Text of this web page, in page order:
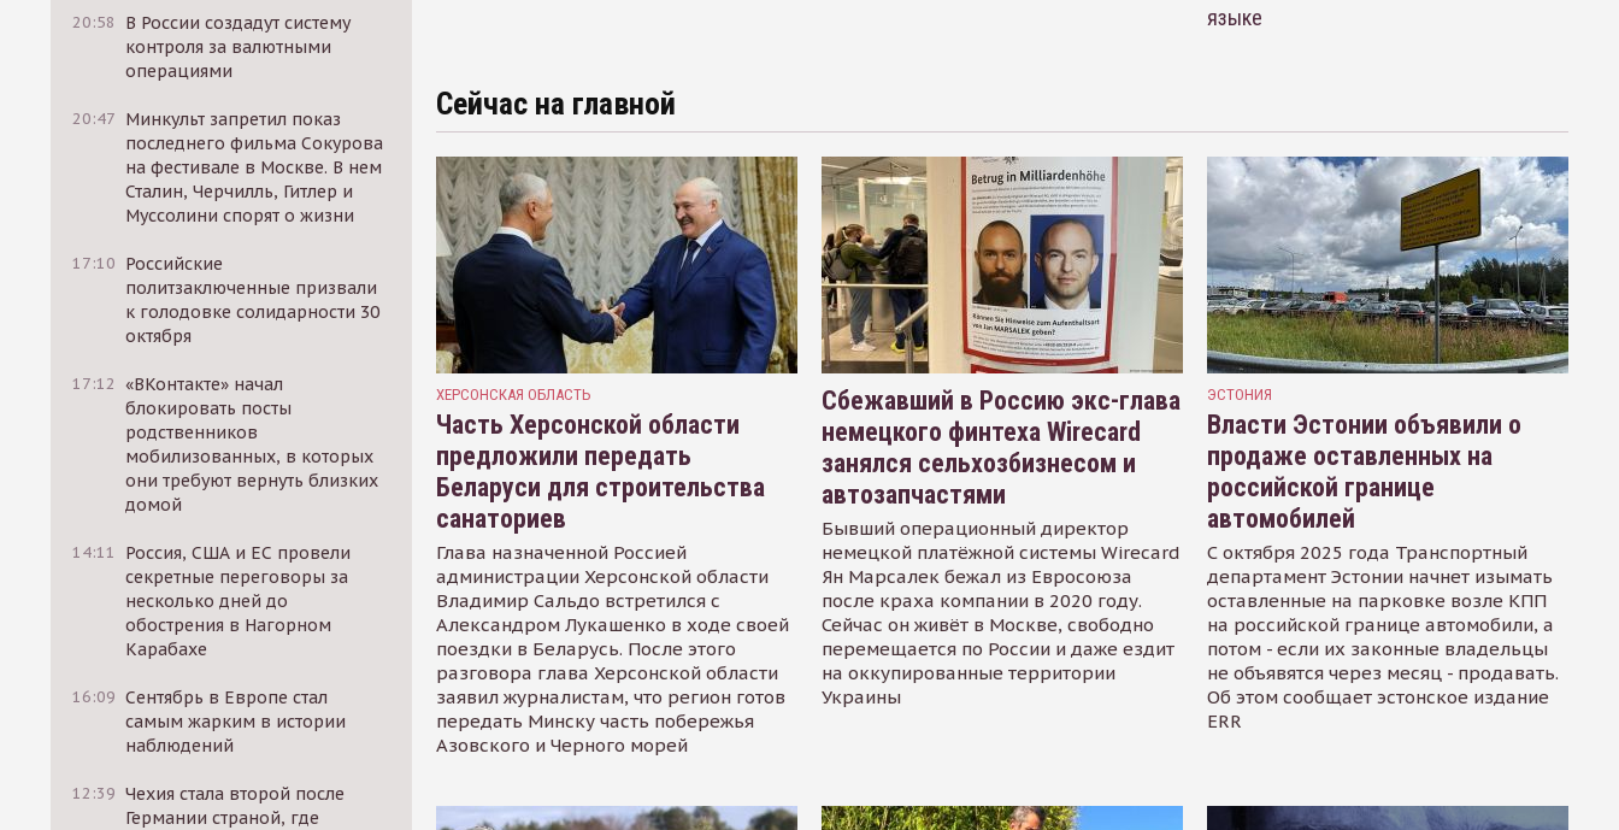
20:58
В России создадут систему
контроля за валютными
операциями
20:47 Минкульт запретил показ
последнего фильма Сокурова
на фестивале в Москве. В нем
Сталин, Черчилль, Гитлер и
Муссолини спорят о жизни
17:10 Российские
политзаключенные призвали
к голодовке солидарности 30
октября
17:12 «ВКонтакте» начал
блокировать посты
родственников
мобилизованных, в которых
они требуют вернуть близких
домой
14:11
Россия, США и ЕС провели
секретные переговоры за
несколько дней до
обострения в Нагорном
Карабахе
16:09 Сентябрь в Европе стал
самым жарким в истории
наблюдений
12:39 Чехия стала второй после
Германии страной, где
языке
Сейчас на главной
ХЕРСОНСКАЯ ОБЛАСТЬ
Часть Херсонской области
предложили передать
Беларуси для строительства
санаториев
Глава назначенной Россией
администрации Херсонской области
Владимир Сальдо встретился с
Александром Лукашенко в ходе своей
поездки в Беларусь. После этого
разговора глава Херсонской области
заявил журналистам, что регион готов
передать Минску часть побережья
Азовского и Черного морей
Сбежавший в Россию экс-глава
немецкого финтеха Wirecard
занялся сельхозбизнесом и
автозапчастями
Бывший операционный директор
немецкой платёжной системы Wirecard
Ян Марсалек бежал из Евросоюза
после краха компании в 2020 году.
Сейчас он живёт в Москве, свободно
перемещается по России и даже ездит
на оккупированные территории
Украины
ЭСТОНИЯ
Власти Эстонии объявили о
продаже оставленных на
российской границе
автомобилей
С октября 2025 года Транспортный
департамент Эстонии начнет изымать
оставленные на парковке возле КПП
на российской границе автомобили, а
потом - если их законные владельцы
не объявятся через месяц - продавать.
Об этом сообщает эстонское издание
ERR